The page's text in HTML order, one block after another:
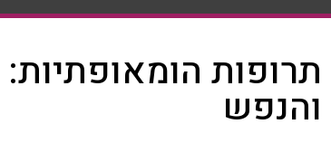
תרופות
והנפש